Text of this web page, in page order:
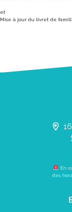
et
Mise à jour du livret de
En
des